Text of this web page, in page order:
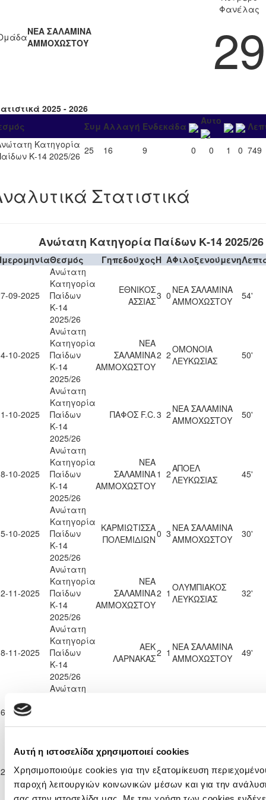
Αυτή η ιστοσελίδα χρησιμοποιεί cookies
Χρησιμοποιούμε cookies για την εξατομίκευση
παροχή λειτουργιών κοινωνικών μέσων και για την
ΝΕΑ ΣΑΛΑΜΙΝΑ
ΑΜΜΟΧΩΣΤΟΥ
Φανέλας
29
2025 - 2026
Συμ Αλλαγή Ενδεκάδα Αυτο
Κατηγορία
Κ-14 2025/26 25 16 9 0 0 1 0 749
Στατιστικά
Ανώτατη Κατηγορία Παίδων Κ-14 2025/26
Θεσμός ΓηπεδούχοςH AΦιλοξενούμενη
09-2025
Ανώτατη
Κατηγορία
Παίδων
Κ-14
2025/26
ΕΘΝΙΚΟΣ
ΑΣΣΙΑΣ3 0 ΝΕΑ ΣΑΛΑΜΙΝΑ
ΑΜΜΟΧΩΣΤΟΥ
54'
10-2025
Ανώτατη
Κατηγορία
Παίδων
Κ-14
2025/26
ΝΕΑ
ΣΑΛΑΜΙΝΑ
ΑΜΜΟΧΩΣΤΟΥ
2 2ΟΜΟΝΟΙΑ
ΛΕΥΚΩΣΙΑΣ
50'
10-2025
Ανώτατη
Κατηγορία
Παίδων
Κ-14
2025/26
ΠΑΦΟΣ F.C.3 2 ΝΕΑ ΣΑΛΑΜΙΝΑ
ΑΜΜΟΧΩΣΤΟΥ
50'
10-2025
Ανώτατη
Κατηγορία
Παίδων
Κ-14
2025/26
ΝΕΑ
ΣΑΛΑΜΙΝΑ
ΑΜΜΟΧΩΣΤΟΥ
1 2ΑΠΟΕΛ
ΛΕΥΚΩΣΙΑΣ
45'
10-2025
Ανώτατη
Κατηγορία
Παίδων
Κ-14
2025/26
ΚΑΡΜΙΩΤΙΣΣΑ
ΠΟΛΕΜΙΔΙΩΝ0 3 ΝΕΑ ΣΑΛΑΜΙΝΑ
ΑΜΜΟΧΩΣΤΟΥ
30'
11-2025
Ανώτατη
Κατηγορία
Παίδων
Κ-14
2025/26
ΝΕΑ
ΣΑΛΑΜΙΝΑ
ΑΜΜΟΧΩΣΤΟΥ
2 1 ΟΛΥΜΠΙΑΚΟΣ
ΛΕΥΚΩΣΙΑΣ
32'
11-2025
Ανώτατη
Κατηγορία
Παίδων
Κ-14
2025/26
ΑΕΚ
ΛΑΡΝΑΚΑΣ2 1 ΝΕΑ ΣΑΛΑΜΙΝΑ
ΑΜΜΟΧΩΣΤΟΥ
49'
11-2025
Ανώτατη
Κ-14
ΑΜΜΟΧΩΣΤΟΥ
11-2025
Ανώτατη
Παίδων
Κ-14
2025/26
ΑΕΛ ΛΕΜΕΣΟΥ0 5ΝΕΑ ΣΑΛΑΜΙΝΑ
ΑΜΜΟΧΩΣΤΟΥ
37'